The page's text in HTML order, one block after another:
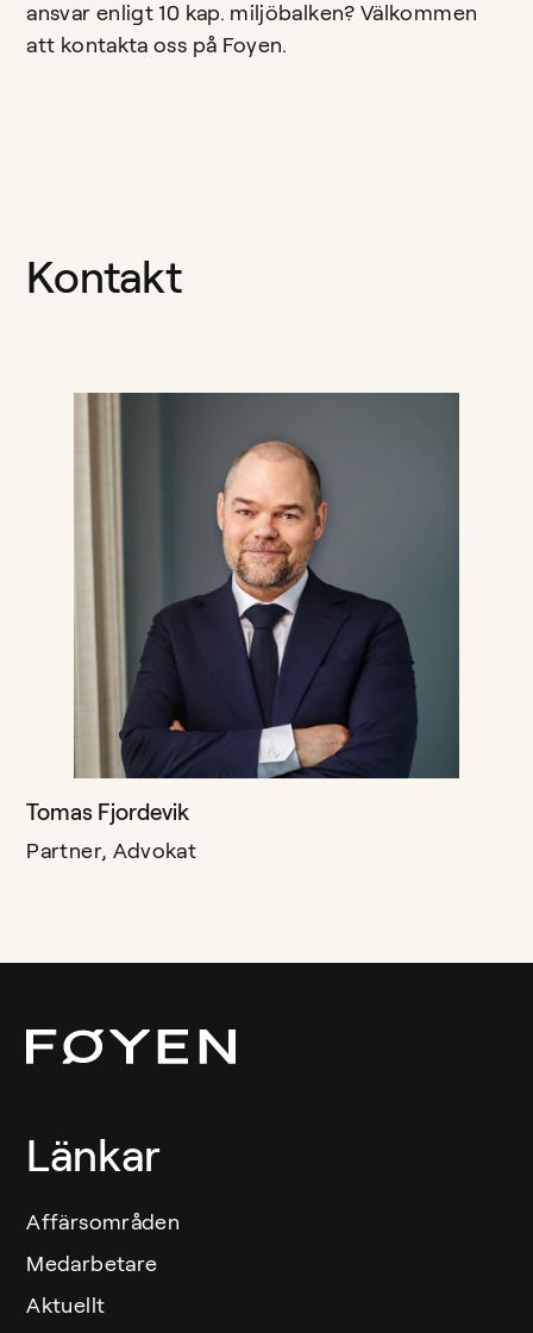
ansvar enligt 10 kap. miljöbalken? Välkommen
att kontakta oss på Foyen.
Kontakt
Tomas Fjordevik
Partner, Advokat
Länkar
Affärsområden
Medarbetare
Aktuellt